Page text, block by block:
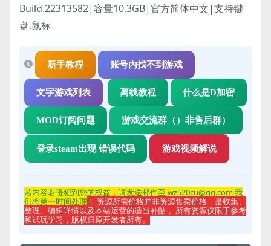
Build.22313582|容量10.3GB|官方简体中文|支持键
盘.鼠标
新手教程 账号内找不到游戏
文字游戏列表 离线教程 什么是D加密
MOD订阅问题 游戏交流群（）非售后群）
登录steam出现 错误代码 游戏视频解说
若内容若侵犯到您的权益，请发送邮件至 wz520cu@qq.com 我
们将第一时间处理 ！ 资源所需价格并非资源售卖价格，是收集、
整理、编辑详情以及本站运营的适当补贴， 所有资源仅限于参考
和试玩学习，版权归原开发者所有。